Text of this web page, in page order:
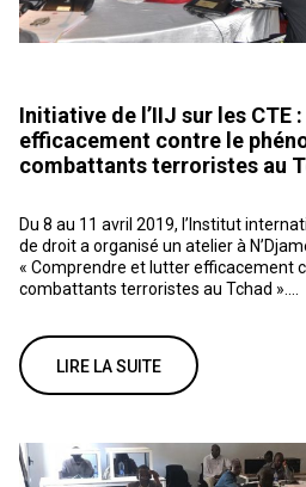
Initiative de l’IIJ sur les
efficacement contre le
combattants terroristes au
Du 8 au 11 avril 2019, l’Institut
de droit a organisé un atelier à
« Comprendre et lutter efficacement
combattants terroristes au Tchad »....
LIRE LA SUITE